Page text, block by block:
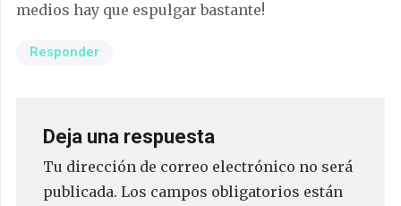
medios hay que espulgar bastante!
Responder
Deja una respuesta
Tu dirección de correo electrónico no será
publicada. Los campos obligatorios están